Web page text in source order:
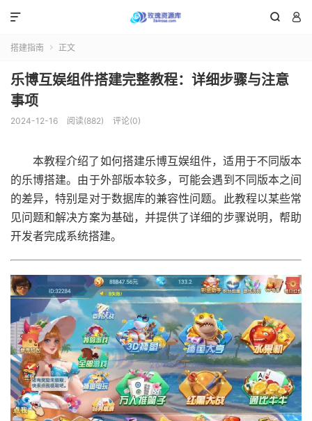
 

搭建指南  正文
乐博互娱组件搭建完整教程：详细步骤与注意
事项
2024-12-16 阅读(882) 评论(0)
本教程介绍了如何搭建乐博互娱组件，适用于不同版本
的乐博搭建。由于外部版本较多，可能会遇到不同版本之间
的差异，特别是对于数据库的兼容性问题。此教程以某些常
见问题和解决方案为基础，并提供了详细的步骤说明，帮助
开发者完成系统搭建。